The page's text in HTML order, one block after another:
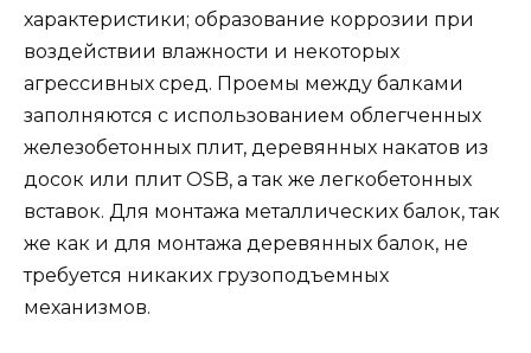
характеристики; образование коррозии при
воздействии влажности и некоторых
агрессивных сред. Проемы между балками
заполняются с использованием облегченных
железобетонных плит, деревянных накатов из
досок или плит OSB, а так же легкобетонных
вставок. Для монтажа металлических балок, так
же как и для монтажа деревянных балок, не
требуется никаких грузоподъемных
механизмов.